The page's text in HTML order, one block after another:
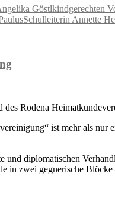
Göstlkindgerechten
Schulleiterin Annette
Rodena
ist mehr als
diplomatischen
in zwei gegnerische